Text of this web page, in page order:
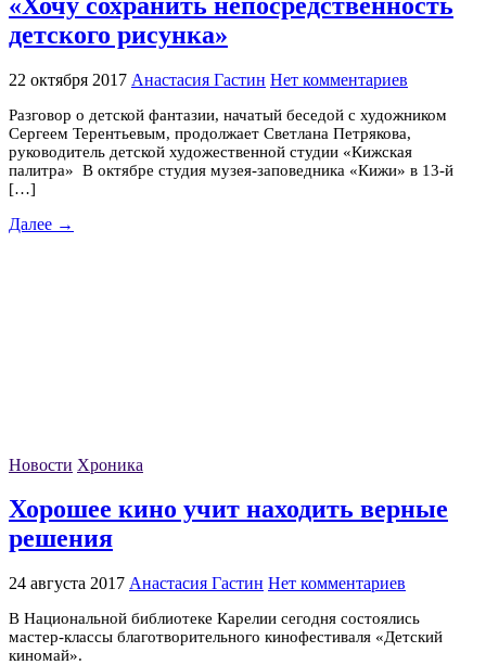
детского рисунка»
22 октября 2017 Анастасия Гастин Нет комментариев
Разговор о детской фантазии, начатый беседой с художником
Сергеем Терентьевым, продолжает Светлана Петрякова,
руководитель детской художественной студии «Кижская
палитра» В октябре студия музея-заповедника «Кижи» в 13-й
[…]
Далее →
Новости Хроника
Хорошее кино учит находить верные
решения
24 августа 2017 Анастасия Гастин Нет комментариев
В Национальной библиотеке Карелии сегодня состоялись
мастер-классы благотворительного кинофестиваля «Детский
киномай».